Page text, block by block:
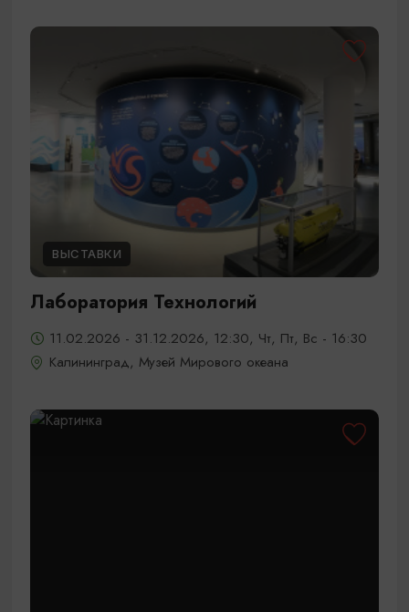
ВЫСТАВКИ
Лаборатория Технологий
11.02.2026 - 31.12.2026, 12:30, Чт, Пт, Вс - 16:30
Калининград, Музей Мирового океана